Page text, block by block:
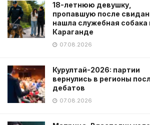
18-летнюю девушку,
пропавшую после
нашла служебная собака
Караганде
07.08.2026
Курултай-2026: партии
вернулись в регионы
дебатов
07.08.2026